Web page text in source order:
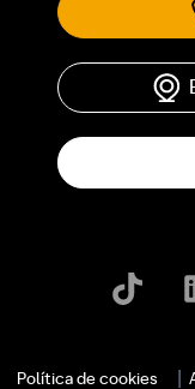
Política de cookies